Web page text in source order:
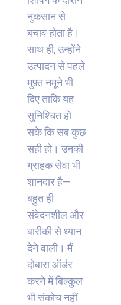
नुकसान से
बचाव होता है।
साथ ही, उन्होंने
उत्पादन से पहले
मुफ़्त नमूने भी
दिए ताकि यह
सुनिश्चित हो
सके कि सब कुछ
सही हो। उनकी
ग्राहक सेवा भी
शानदार है—
बहुत ही
संवेदनशील और
बारीकी से ध्यान
देने वाली। मैं
दोबारा ऑर्डर
करने में बिल्कुल
भी संकोच नहीं